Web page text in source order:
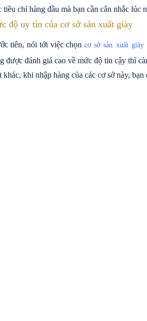
tiêu chí hàng đầu mà bạn cần cân nhắc lúc
độ uy tín của cơ sở sản xuất giày
tiên, nói tới việc chọn cơ sở sản xuất
được đánh giá cao về mức độ tin cậy thì
khác, khi nhập hàng của các cơ sở này,